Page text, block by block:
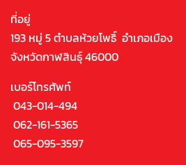
ที่อยู่
193 หมู่ 5 ตำบลห้วยโพธิ์ อำเภอเมือง
จังหวัดกาฬสินธุ์ 46000
เบอร์โทรศัพท์
043-014-494
062-161-5365
065-095-3597